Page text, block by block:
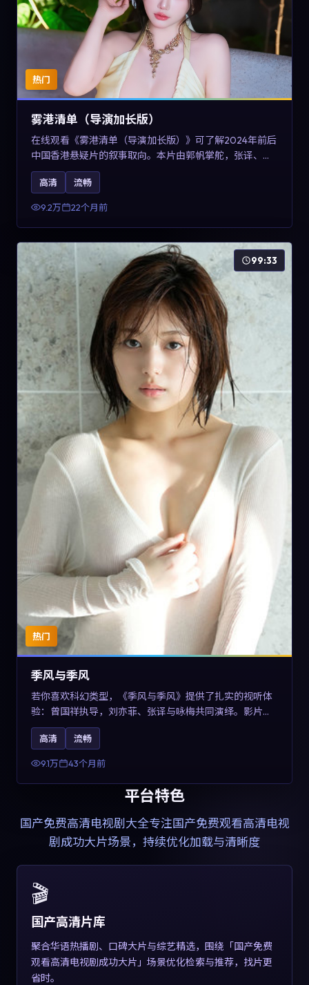
热门
雾港清单（导演加长版）
在线观看《雾港清单（导演加长版）》可了解2024年前后
中国香港悬疑片的叙事取向。本片由郭帆掌舵，张译、王
景春与咏梅主演，情节通过音乐与声音设计强化情绪张
力，兼具娱乐性与讨论空间，适合作为片单补充与类型对
比参考。
高清 流畅
9.2万 22个月前
热门
99:33
季风与季风
若你喜欢科幻类型，《季风与季风》提供了扎实的视听体
验：曾国祥执导，刘亦菲、张译与咏梅共同演绎。影片
2023年于西班牙上映，内容在有限空间内完成高密度的戏
剧冲突，关键词包含高清流畅、人物关系与情节反转，适
合检索「2023科幻」「西班牙电影」的用户。
高清 流畅
9.1万 43个月前
平台特色
国产免费高清电视剧大全专注国产免费观看高清电视
剧成功大片场景，持续优化加载与清晰度
🎬
国产高清片库
聚合华语热播剧、口碑大片与综艺精选，围绕「国产免费
观看高清电视剧成功大片」场景优化检索与推荐，找片更
省时。